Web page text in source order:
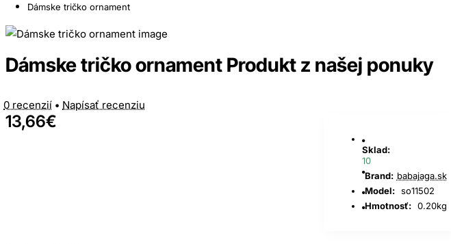
Dámske tričko ornament
Dámske tričko ornament Produkt z našej ponuky
0 recenzií • Napísať recenziu
13,66€
Sklad:
10
Brand: babajaga.sk
Model: so11502
Hmotnosť: 0.20kg